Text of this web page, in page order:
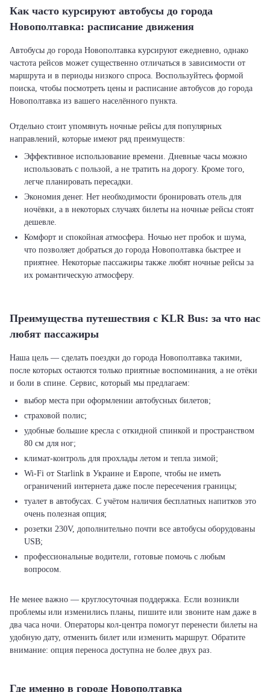
Как часто курсируют автобусы до города
Новополтавка: расписание движения
Автобусы до города Новополтавка курсируют ежедневно, однако
частота рейсов может существенно отличаться в зависимости от
маршрута и в периоды низкого спроса. Воспользуйтесь формой
поиска, чтобы посмотреть цены и расписание автобусов до города
Новополтавка из вашего населённого пункта.
Отдельно стоит упомянуть ночные рейсы для популярных
Эффективное использование времени. Дневные часы можно
использовать с пользой, а не тратить на дорогу. Кроме того,
легче планировать пересадки.
Экономия денег. Нет необходимости бронировать отель для
ночёвки, а в некоторых случаях билеты на ночные рейсы стоят
дешевле.
Комфорт и спокойная атмосфера. Ночью нет пробок и шума,
что позволяет добраться до города Новополтавка быстрее и
приятнее. Некоторые пассажиры также любят ночные рейсы за
их романтическую атмосферу.
Преимущества путешествия с KLR Bus: за что нас
любят пассажиры
Наша цель — сделать поездки до города Новополтавка такими,
после которых остаются только приятные воспоминания, а не отёки
выбор места при оформлении автобусных билетов;
страховой полис;
удобные большие кресла с откидной спинкой и пространством
80 см для ног;
климат-контроль для прохлады летом и тепла зимой;
Wi-Fi от Starlink в Украине и Европе, чтобы не иметь
ограничений интернета даже после пересечения границы;
туалет в автобусах. С учётом наличия бесплатных напитков это
очень полезная опция;
розетки 230V, дополнительно почти все автобусы оборудованы
USB;
профессиональные водители, готовые помочь с любым
вопросом.
Не менее важно — круглосуточная поддержка. Если возникли
проблемы или изменились планы, пишите или звоните нам даже в
два часа ночи. Операторы кол-центра помогут перенести билеты на
удобную дату, отменить билет или изменить маршрут. Обратите
внимание: опция переноса доступна не более двух раз.
Где именно в городе Новополтавка